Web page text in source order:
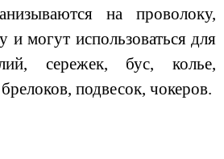
на проволоку,
и могут использоваться для
сережек, бус, колье,
подвесок, чокеров.